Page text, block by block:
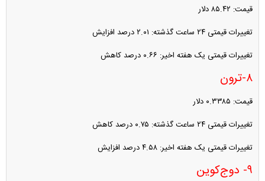
قیمت: ۸۵.۴۲ دلار
تغییرات قیمتی ۲۴ ساعت گذشته: ۲.۰۱ درصد افزایش
تغییرات قیمتی یک هفته اخیر: ۰.۶۶ درصد کاهش
۸-ترون
قیمت: ۰.۳۳۸۵ دلار
تغییرات قیمتی ۲۴ ساعت گذشته: ۰.۷۵ درصد کاهش
تغییرات قیمتی یک هفته اخیر: ۴.۵۸ درصد افزایش
۹- دوج‌کوین